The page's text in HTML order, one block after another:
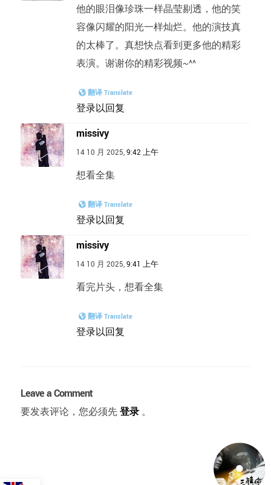
他的眼泪像珍珠一样晶莹剔透，他的笑
容像闪耀的阳光一样灿烂。他的演技真
的太棒了。真想快点看到更多他的精彩
表演。谢谢你的精彩视频~^^
翻译 Translate
登录以回复
missivy
14 10 月 2025,9:42 上午
想看全集
翻译 Translate
登录以回复
missivy
14 10 月 2025,9:41 上午
看完片头，想看全集
翻译 Translate
登录以回复
Leave a Comment
要发表评论，您必须先 登录 。